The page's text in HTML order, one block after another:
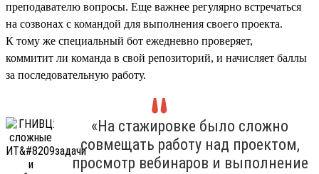
преподавателю вопросы. Еще важнее регулярно встречаться
на созвонах с командой для выполнения своего проекта.
К тому же специальный бот ежедневно проверяет,
коммитит ли команда в свой репозиторий, и начисляет баллы
за последовательную работу.
«На стажировке было сложно
совмещать работу над проектом,
просмотр вебинаров и выполнение